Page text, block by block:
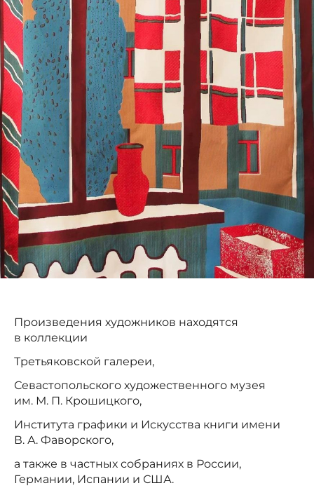
Произведения художников находятся
в коллекции
Третьяковской галереи,
Севастопольского художественного музея
им. М. П. Крошицкого,
Института графики и Искусства книги имени
В. А. Фаворского,
а также в частных собраниях в России,
Германии, Испании и США.